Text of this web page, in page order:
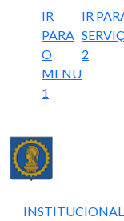
IR
PARA
O
MENU
1
IR
2
INSTITUCIONAL